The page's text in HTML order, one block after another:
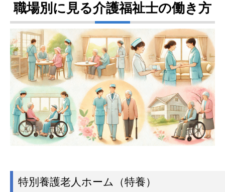
職場別に見る介護福祉士の働き方
特別養護老人ホーム（特養）